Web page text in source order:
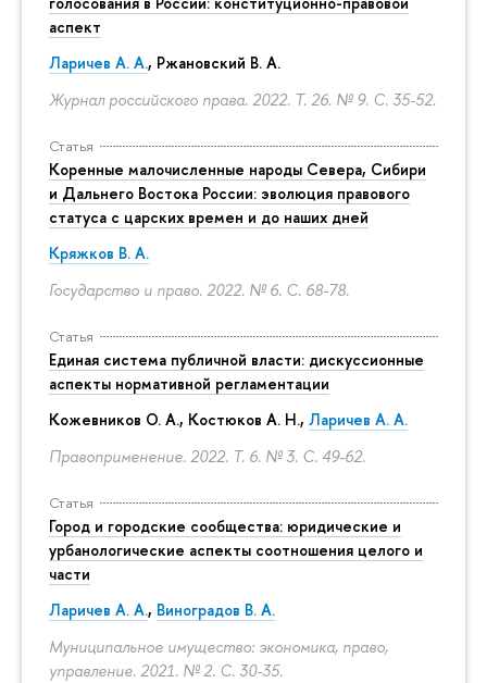
аспект
Ларичев А. А., Ржановский В. А.
Журнал российского права. 2022. Т. 26. № 9. С. 35-52.
Статья
Коренные малочисленные народы Севера, Сибири
и Дальнего Востока России: эволюция правового
статуса с царских времен и до наших дней
Кряжков В. А.
Государство и право. 2022. № 6. С. 68-78.
Статья
Единая система публичной власти: дискуссионные
аспекты нормативной регламентации
Кожевников О. А., Костюков А. Н., Ларичев А. А.
Правоприменение. 2022. Т. 6. № 3. С. 49-62.
Статья
Город и городские сообщества: юридические и
урбанологические аспекты соотношения целого и
части
Ларичев А. А., Виноградов В. А.
Муниципальное имущество: экономика, право,
управление. 2021. № 2. С. 30-35.